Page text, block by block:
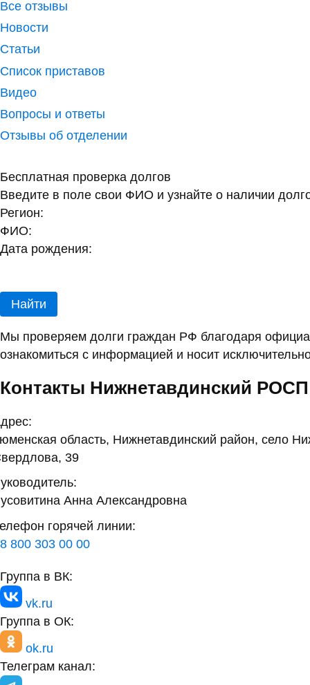
Все отзывы
Новости
Статьи
Список приставов
Видео
Вопросы и ответы
Отзывы об отделении
Бесплатная проверка долгов
Введите в поле свои ФИО и узнайте о наличии
Регион:
ФИО:
Дата рождения:
Найти
Мы проверяем долги граждан РФ благодаря
ознакомиться с информацией и носит
Контакты Нижнетавдинский РОСП
область, Нижнетавдинский район, село
39
Анна Александровна
горячей линии:
8 800 303 00 00
Группа в ВК:
vk.ru
Группа в ОК:
ok.ru
Телеграм канал: